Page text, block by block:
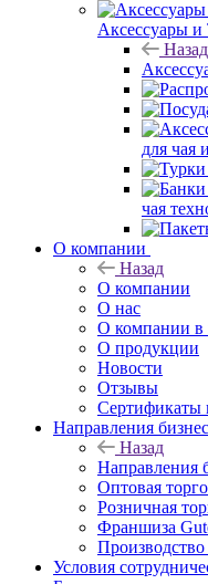
Аксессуары и
Назад
для чая
чая
О компании
Назад
О компании
О нас
О компании в
О продукции
Новости
Отзывы
Сертификаты
Направления
Назад
Направления
Оптовая
Розничная
Франшиза
Условия